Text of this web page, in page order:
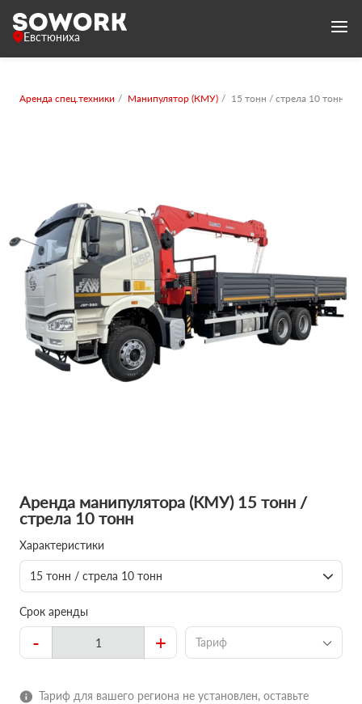
Евстюниха
Аренда спец.техники Манипулятор (КМУ) 15 тонн / стрела 10 тонн
Аренда манипулятора (КМУ) 15 тонн /
стрела 10 тонн
Характеристики
15 тонн / стрела 10 тонн
Срок аренды
- + Тариф
Тариф для вашего региона не установлен, оставьте